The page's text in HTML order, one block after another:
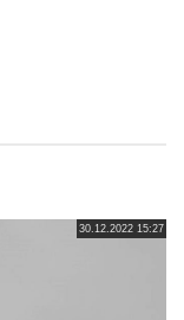
30.12.2022 15:27